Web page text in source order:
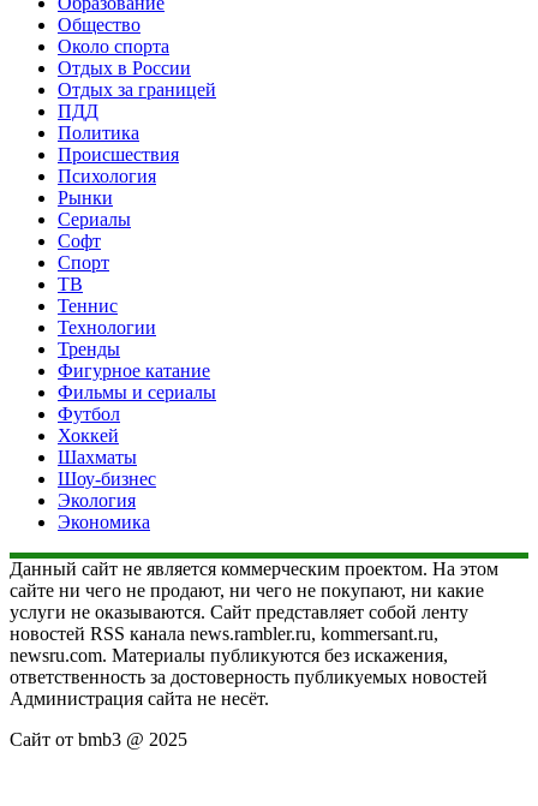
Общество
Около спорта
Отдых в России
Отдых за границей
ПДД
Политика
Происшествия
Психология
Рынки
Сериалы
Софт
Спорт
ТВ
Теннис
Технологии
Тренды
Фигурное катание
Фильмы и сериалы
Футбол
Хоккей
Шахматы
Шоу-бизнес
Экология
Экономика
Данный сайт не является коммерческим проектом. На этом
сайте ни чего не продают, ни чего не покупают, ни какие
услуги не оказываются. Сайт представляет собой ленту
новостей RSS канала news.rambler.ru, kommersant.ru,
newsru.com. Материалы публикуются без искажения,
ответственность за достоверность публикуемых новостей
Администрация сайта не несёт.
Сайт от bmb3 @ 2025